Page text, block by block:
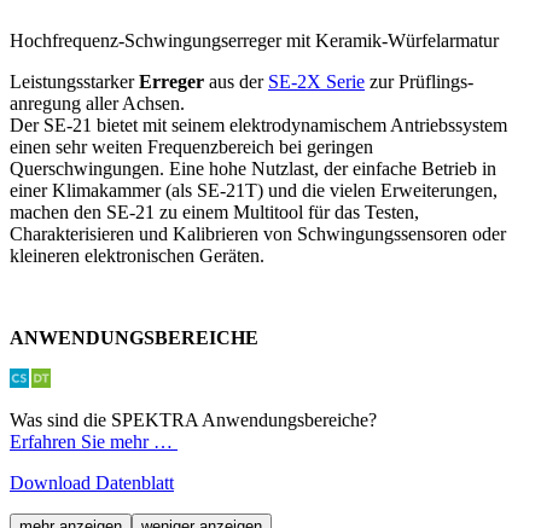
Hochfrequenz-Schwingungserreger mit Keramik-Würfelarmatur
LeistungsstarkerErreger aus der SE-2X Serie zur Prüflings­
anregung aller Achsen.
Der SE-21 bietet mit seinem elektro­dynamischem Antriebssystem
einen sehr weiten Frequenzbereich bei geringen
Querschwingungen. Eine hohe Nutzlast, der einfache Betrieb in
einer Klimakammer (als SE-21T) und die vielen Erweiterungen,
machen den SE-21 zu einem Multitool für das Testen,
Charakterisieren und Kalibrieren von Schwingungs­sensoren oder
kleineren elektronischen Geräten.
ANWENDUNGSBEREICHE
Was sind die SPEKTRA Anwendungsbereiche?
Erfahren Sie mehr …
Download Datenblatt